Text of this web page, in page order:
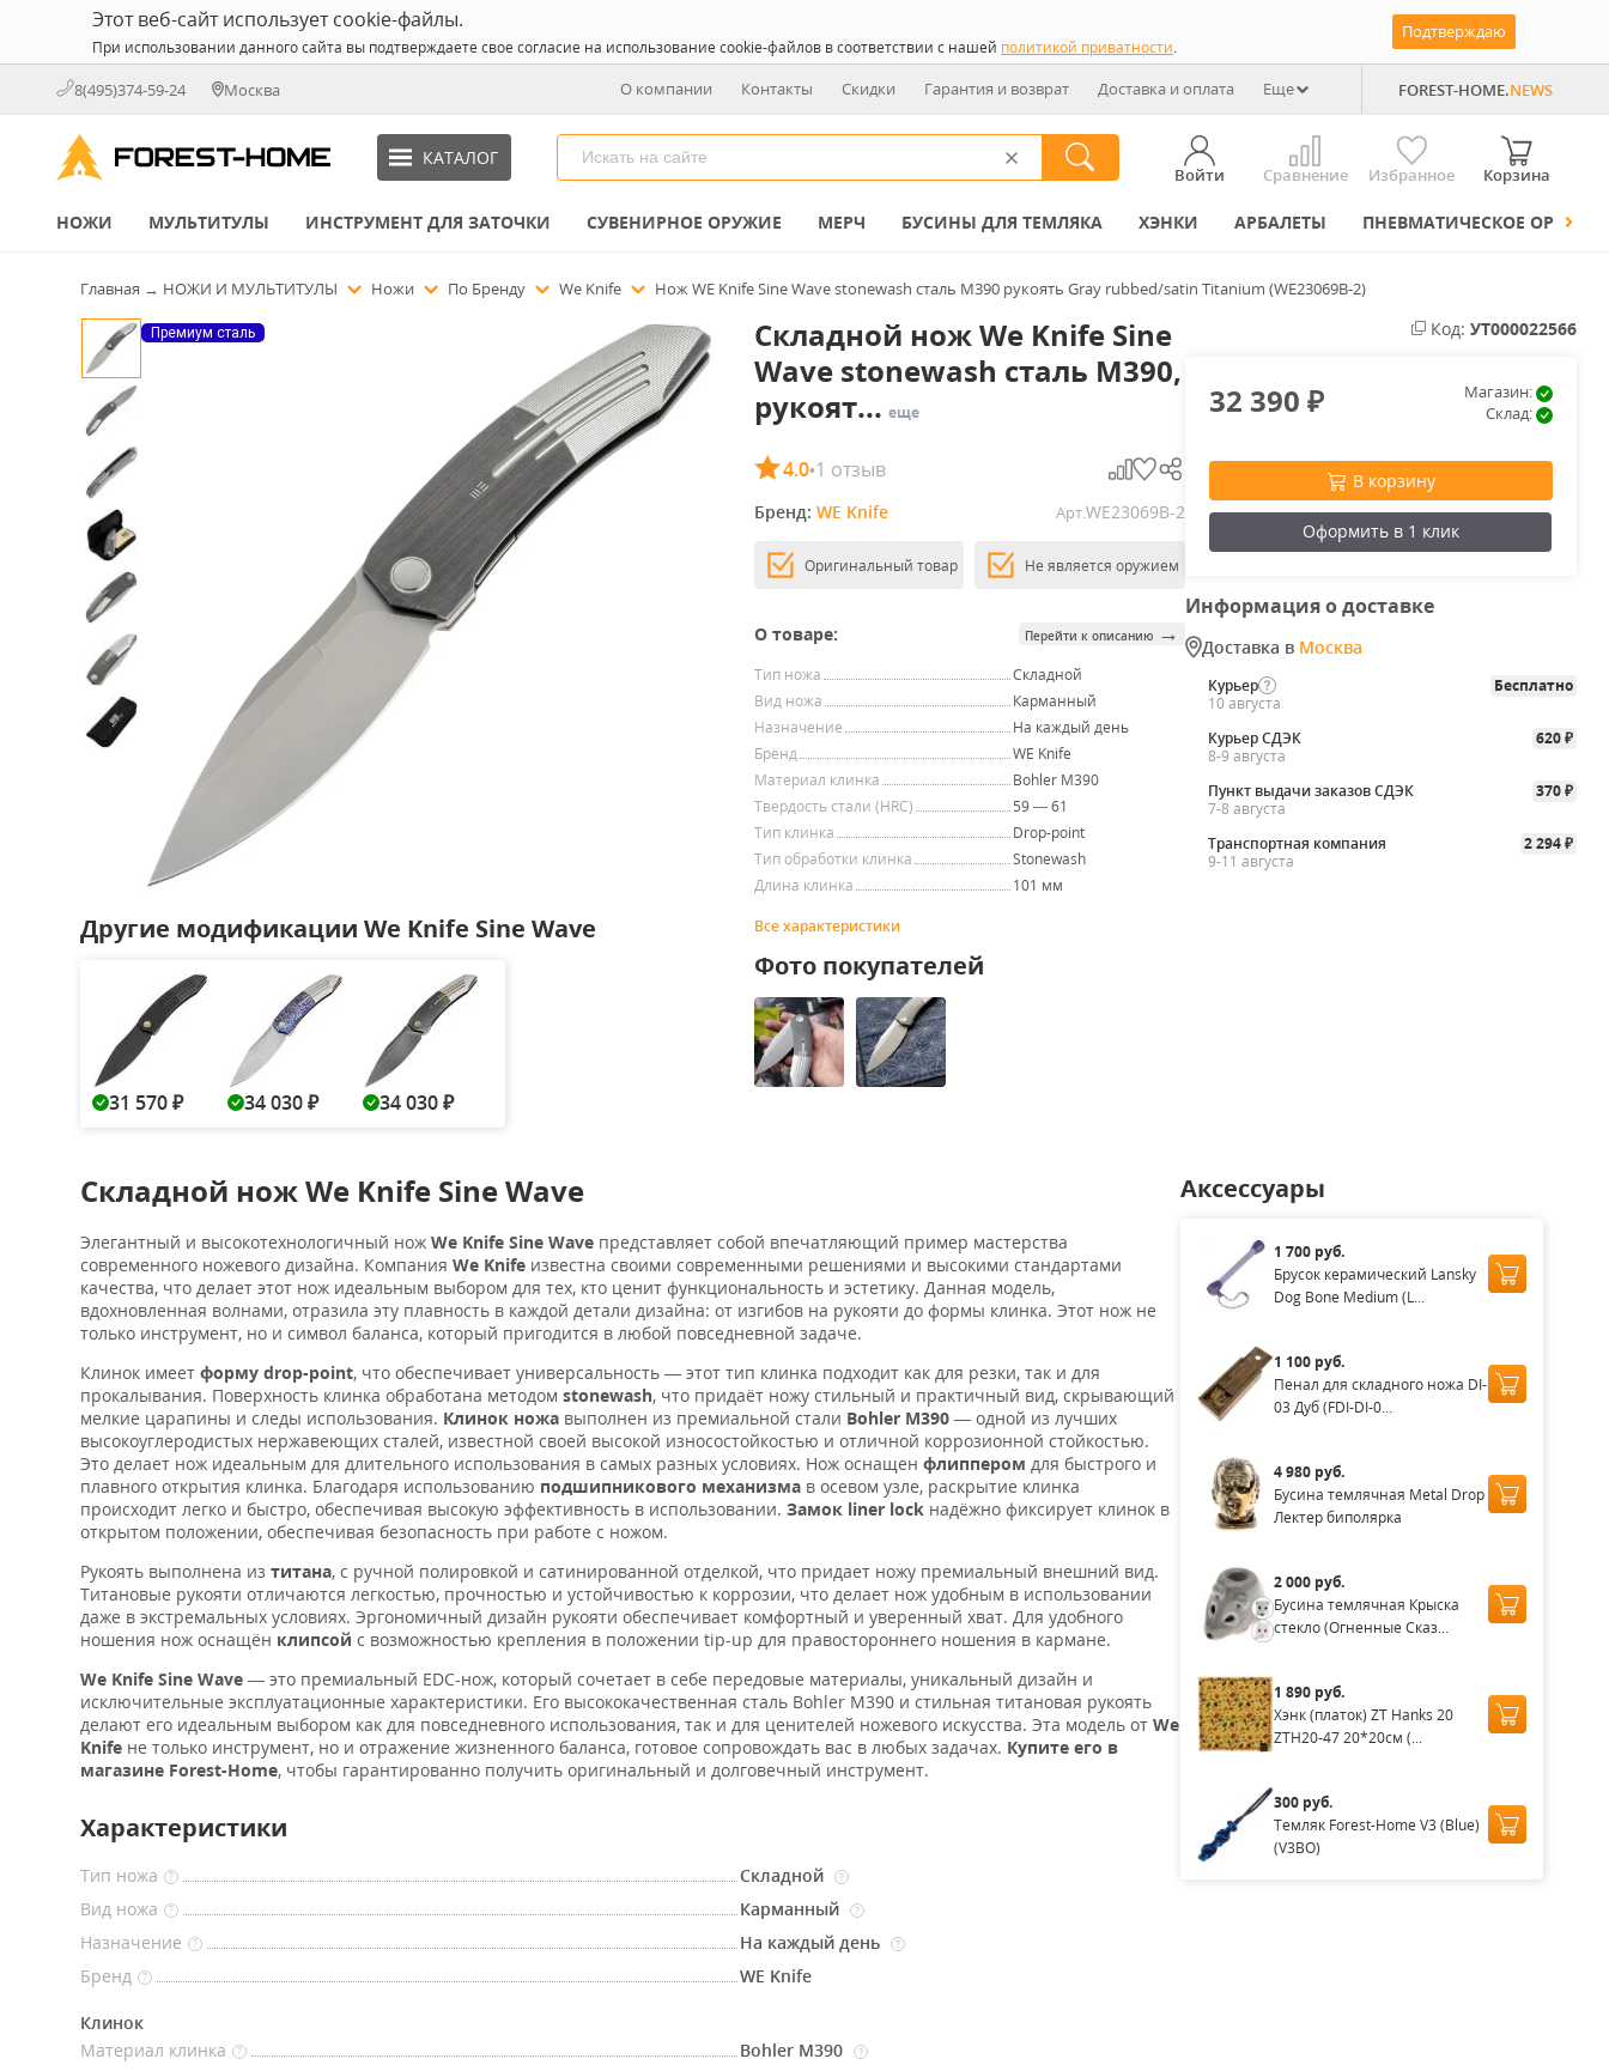
Этот веб-сайт использует cookie-файлы.
При использовании данного сайта вы подтверждаете свое согласие на использование cookie-файлов в соответствии с нашей политикой приватности.
Подтверждаю
8(495)374-59-24 Москва О компании Контакты Скидки Гарантия и возврат Доставка и оплата Еще FOREST-HOME.NEWS
КАТАЛОГ
Войти Сравнение Избранное Корзина
НОЖИ МУЛЬТИТУЛЫ ИНСТРУМЕНТ ДЛЯ ЗАТОЧКИ СУВЕНИРНОЕ ОРУЖИЕ МЕРЧ БУСИНЫ ДЛЯ ТЕМЛЯКА ХЭНКИ АРБАЛЕТЫ ПНЕВМАТИЧЕСКОЕ ОРУЖИЕ
Главная → НОЖИ И МУЛЬТИТУЛЫ Ножи По Бренду We Knife Нож WE Knife Sine Wave stonewash сталь M390 рукоять Gray rubbed/satin Titanium (WE23069B-2)
Премиум сталь
Другие модификации We Knife Sine Wave
31 570 ₽ 34 030 ₽ 34 030 ₽
Складной нож We Knife Sine
Wave stonewash сталь M390,
рукоят... еще
4.0•1 отзыв
Бренд: WE Knife Арт.WE23069B-2
Оригинальный товар Не является оружием
О товаре: Перейти к описанию →
Тип ножа
Складной
Вид ножа
Карманный
Назначение
На каждый день
Бренд
WE Knife
Материал клинка
Bohler M390
Твердость стали (HRC)
59 — 61
Тип клинка
Drop-point
Тип обработки клинка
Stonewash
Длина клинка
101 мм
Все характеристики
Фото покупателей
Код: УТ000022566
32 390₽
Магазин:
Склад:
В корзину
Оформить в 1 клик
Информация о доставке
Доставка в Москва
Курьер
Бесплатно
10 августа
Курьер СДЭК
620 ₽
8-9 августа
Пункт выдачи заказов СДЭК
370 ₽
7-8 августа
Транспортная компания
2 294 ₽
9-11 августа
Складной нож We Knife Sine Wave
Элегантный и высокотехнологичный нож We Knife Sine Wave представляет собой впечатляющий пример мастерства
современного ножевого дизайна. Компания We Knife известна своими современными решениями и высокими стандартами
качества, что делает этот нож идеальным выбором для тех, кто ценит функциональность и эстетику. Данная модель,
вдохновленная волнами, отразила эту плавность в каждой детали дизайна: от изгибов на рукояти до формы клинка. Этот нож не
только инструмент, но и символ баланса, который пригодится в любой повседневной задаче.
Клинок имеет форму drop-point, что обеспечивает универсальность — этот тип клинка подходит как для резки, так и для
прокалывания. Поверхность клинка обработана методом stonewash, что придаёт ножу стильный и практичный вид, скрывающий
мелкие царапины и следы использования. Клинок ножа выполнен из премиальной стали Bohler M390 — одной из лучших
высокоуглеродистых нержавеющих сталей, известной своей высокой износостойкостью и отличной коррозионной стойкостью.
Это делает нож идеальным для длительного использования в самых разных условиях. Нож оснащен флиппером для быстрого и
плавного открытия клинка. Благодаря использованию подшипникового механизма в осевом узле, раскрытие клинка
происходит легко и быстро, обеспечивая высокую эффективность в использовании. Замок liner lock надёжно фиксирует клинок в
открытом положении, обеспечивая безопасность при работе с ножом.
Рукоять выполнена из титана, с ручной полировкой и сатинированной отделкой, что придает ножу премиальный внешний вид.
Титановые рукояти отличаются легкостью, прочностью и устойчивостью к коррозии, что делает нож удобным в использовании
даже в экстремальных условиях. Эргономичный дизайн рукояти обеспечивает комфортный и уверенный хват. Для удобного
ношения нож оснащён клипсой с возможностью крепления в положении tip-up для правостороннего ношения в кармане.
We Knife Sine Wave — это премиальный EDC-нож, который сочетает в себе передовые материалы, уникальный дизайн и
исключительные эксплуатационные характеристики. Его высококачественная сталь Bohler M390 и стильная титановая рукоять
делают его идеальным выбором как для повседневного использования, так и для ценителей ножевого искусства. Эта модель от We
Knife не только инструмент, но и отражение жизненного баланса, готовое сопровождать вас в любых задачах. Купите его в
магазине Forest-Home, чтобы гарантированно получить оригинальный и долговечный инструмент.
Характеристики
Тип ножа ? Складной ?
Вид ножа ? Карманный ?
Назначение ? На каждый день ?
Бренд ? WE Knife
Клинок
Материал клинка
? Bohler M390 ?
Аксессуары
1 700 руб.
Брусок керамический Lansky
Dog Bone Medium (L...
1 100 руб.
Пенал для складного ножа DI-
03 Дуб (FDI-DI-0...
4 980 руб.
Бусина темлячная Metal Drop
Лектер биполярка
2 000 руб.
Бусина темлячная Крыска
стекло (Огненные Сказ...
1 890 руб.
Хэнк (платок) ZT Hanks 20
ZTH20-47 20*20см (...
300 руб.
Темляк Forest-Home V3 (Blue)
(V3BO)